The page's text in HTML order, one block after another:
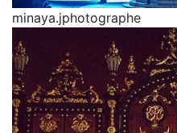
minaya.jphotographe